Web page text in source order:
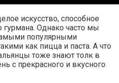
искусство, способное
гурмана. Однако часто мы
популярными
как пицца и паста. А что
тоже знают толк в
с прекрасного и вкусного